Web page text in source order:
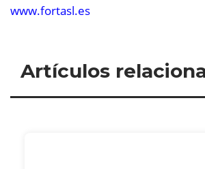
www.fortasl.es
Artículos